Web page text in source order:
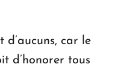
d’aucuns, car le
d’honorer tous